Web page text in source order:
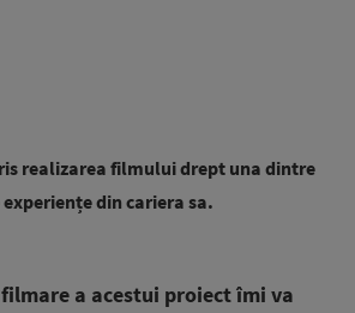
realizarea filmului drept una dintre
din cariera sa.
filmare a acestui proiect îmi va